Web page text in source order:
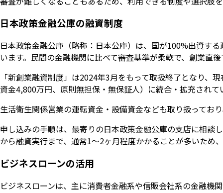
日本政策金融公庫の融資制度
日本政策金融公庫（略称：日本公庫）は、国が100%出資す
います。民間の金融機関に比べて審査基準が柔軟で、創業直
「新創業融資制度」は2024年3月をもって取扱終了となり
資金4,800万円、原則無担保・無保証人）に統合・拡充されて
生活衛生関係営業の運転資金・設備資金なども取り扱ってお
申し込みの手順は、最寄りの日本政策金融公庫の支店に相談
から融資実行まで、通常1〜2ヶ月程度かかることが多いため
ビジネスローンの活用
ビジネスローンは、主に消費者金融系や信販会社系の金融機